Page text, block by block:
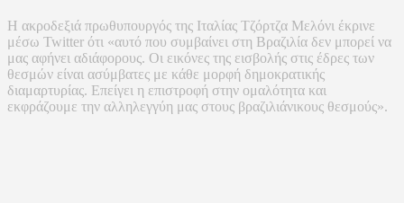
Η ακροδεξιά πρωθυπουργός της Ιταλίας Τζόρτζα Μελόνι έκρινε
μέσω Twitter ότι «αυτό που συμβαίνει στη Βραζιλία δεν μπορεί να
μας αφήνει αδιάφορους. Οι εικόνες της εισβολής στις έδρες των
θεσμών είναι ασύμβατες με κάθε μορφή δημοκρατικής
διαμαρτυρίας. Επείγει η επιστροφή στην ομαλότητα και
εκφράζουμε την αλληλεγγύη μας στους βραζιλιάνικους θεσμούς».